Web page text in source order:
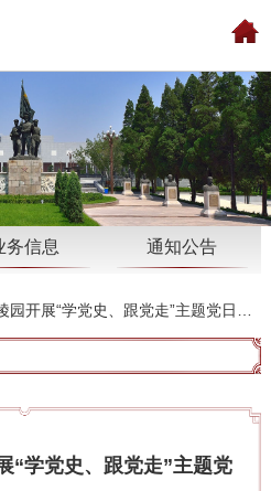
务信息 通知公告
开展“学党史、跟党走”主题党日活动
“学党史、跟党走”主题党